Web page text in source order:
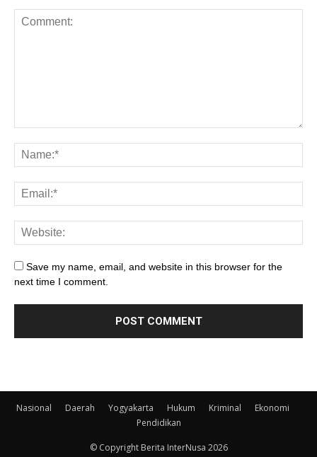
Save my name, email, and website in this browser for the
next time I comment.
Nasional Daerah Yogyakarta Hukum Kriminal
Ekonomi
Pendidikan
© Copyright Berita InterNusa 2026